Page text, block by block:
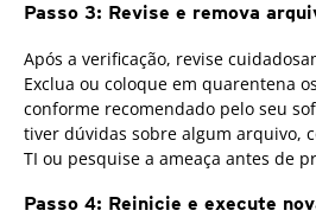
Passo 3: Revise e remova
Após a verificação, revise
Exclua ou coloque em quarentena
conforme recomendado pelo seu
tiver dúvidas sobre algum arquivo,
TI ou pesquise a ameaça antes de
Passo 4: Reinicie e execute